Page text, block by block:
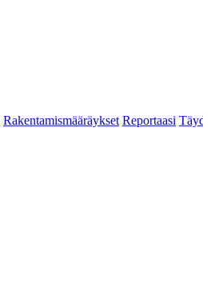
Rakentamismääräykset Reportaasi